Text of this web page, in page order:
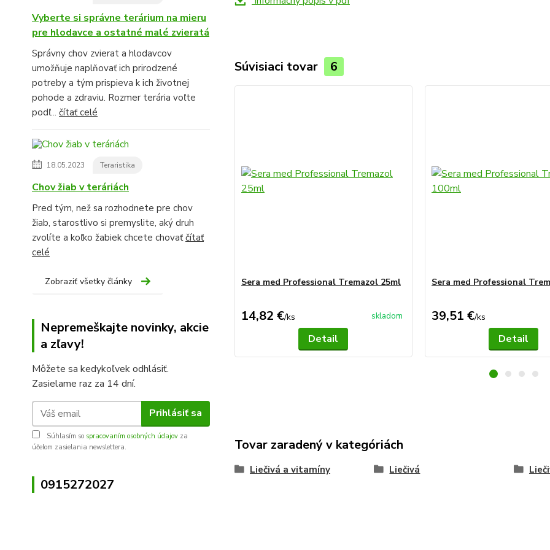
Vyberte si správne terárium na mieru
pre hlodavce a ostatné malé zvieratá
Správny chov zvierat a hlodavcov
umožňuje naplňovať ich prirodzené
potreby a tým prispieva k ich životnej
pohode a zdraviu. Rozmer terária voľte
podľ... čítať celé
18.05.2023 Teraristika
Chov žiab v teráriách
Pred tým, než sa rozhodnete pre chov
žiab, starostlivo si premyslite, aký druh
zvolíte a koľko žabiek chcete chovaťčítať
celé
Zobraziť všetky články
Nepremeškajte novinky, akcie
a zľavy!
Môžete sa kedykoľvek odhlásiť.
Zasielame raz za 14 dní.
Prihlásiť sa
Súhlasím so spracovaním osobných údajov za
účelom zasielania newslettera.
0915272027
Súvisiaci tovar 6
Sera med Professional Tremazol 25ml
14,82 €/ks skladom
Detail
Sera med Professional
39,51 €/ks
Detail
Tovar zaradený v kategóriách
Liečivá a vitamíny Liečivá